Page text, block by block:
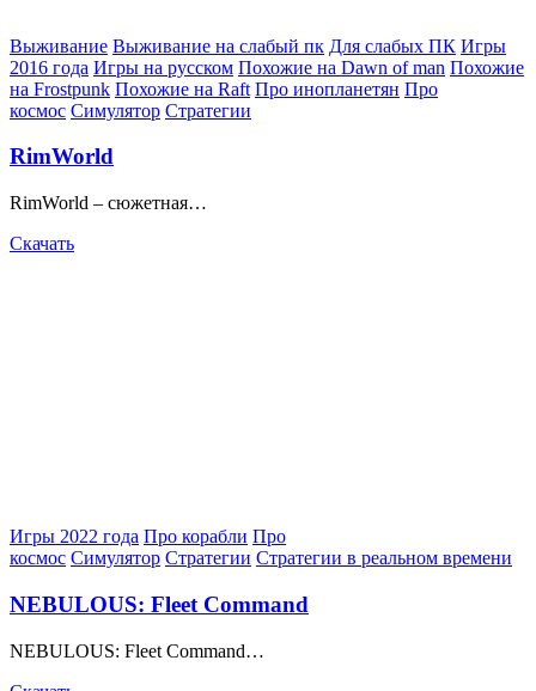
Posted
in
Выживание Выживание на слабый пк Для слабых ПК Игры
2016 года Игры на русском Похожие на Dawn of man Похожие
на Frostpunk Похожие на Raft Про инопланетян Про
космос Симулятор Стратегии
RimWorld
RimWorld – сюжетная…
Скачать
Posted
in
Игры 2022 года Про корабли Про
космос Симулятор Стратегии Стратегии в реальном времени
NEBULOUS: Fleet Command
NEBULOUS: Fleet Command…